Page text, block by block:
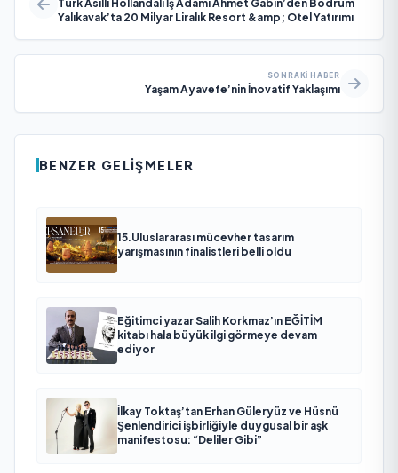
Türk Asıllı Hollandalı İş Adamı Ahmet Gabin’den Bodrum
Yalıkavak’ta 20 Milyar Liralık Resort &amp; Otel Yatırımı
SONRAKI HABER
Yaşam Ayavefe’nin İnovatif Yaklaşımı
BENZER GELIŞMELER
15.Uluslararası mücevher tasarım
yarışmasının finalistleri belli oldu
Eğitimci yazar Salih Korkmaz’ın EĞİTİM
kitabı hala büyük ilgi görmeye devam
ediyor
İlkay Toktaş’tan Erhan Güleryüz ve Hüsnü
Şenlendirici işbirliğiyle duygusal bir aşk
manifestosu: “Deliler Gibi”